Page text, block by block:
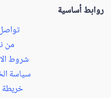
روابط أساسية
من
شروط
سياسة
خريطة